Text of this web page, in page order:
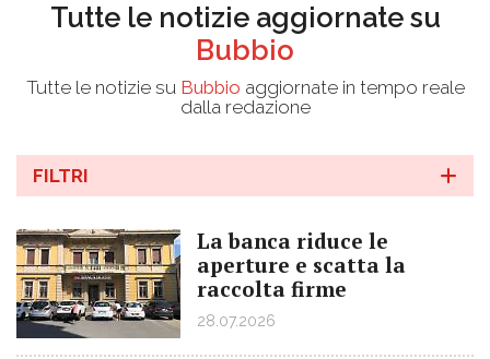
Tutte le notizie aggiornate su
Bubbio
Tutte le notizie su Bubbio aggiornate in tempo reale
dalla redazione
FILTRI
La banca riduce le
aperture e scatta la
raccolta firme
28.07.2026